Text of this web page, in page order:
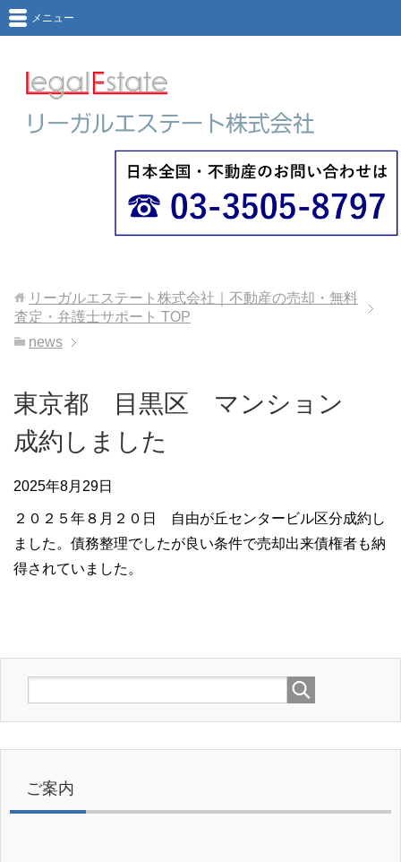
メニュー
リーガルエステート株式会社｜不動産の売却・無料
査定・弁護士サポート TOP
news
東京都 目黒区 マンション
成約しました
2025年8月29日
２０２５年８月２０日 自由が丘センタービル区分成約し
ました。債務整理でしたが良い条件で売却出来債権者も納
得されていました。
ご案内